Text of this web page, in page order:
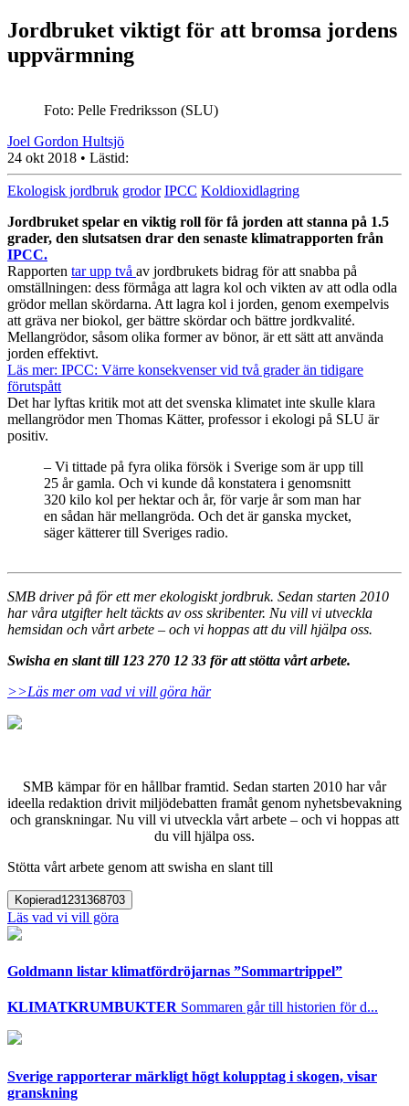
Jordbruket viktigt för att bromsa jordens
uppvärmning
Foto: Pelle Fredriksson (SLU)
Joel Gordon Hultsjö
24 okt 2018 • Lästid:
Ekologisk jordbruk grodor IPCC Koldioxidlagring
Jordbruket spelar en viktig roll för få jorden att stanna på 1.5
grader, den slutsatsen drar den senaste klimatrapporten från
IPCC.
Rapporten tar upp två av jordbrukets bidrag för att snabba på
omställningen: dess förmåga att lagra kol och vikten av att odla odla
grödor mellan skördarna. Att lagra kol i jorden, genom exempelvis
att gräva ner biokol, ger bättre skördar och bättre jordkvalité.
Mellangrödor, såsom olika former av bönor, är ett sätt att använda
jorden effektivt.
Läs mer: IPCC: Värre konsekvenser vid två grader än tidigare
förutspått
Det har lyftas kritik mot att det svenska klimatet inte skulle klara
mellangrödor men Thomas Kätter, professor i ekologi på SLU är
positiv.
– Vi tittade på fyra olika försök i Sverige som är upp till
25 år gamla. Och vi kunde då konstatera i genomsnitt
320 kilo kol per hektar och år, för varje år som man har
en sådan här mellangröda. Och det är ganska mycket,
säger kätterer till Sveriges radio.
SMB driver på för ett mer ekologiskt jordbruk. Sedan starten 2010
har våra utgifter helt täckts av oss skribenter. Nu vill vi utveckla
hemsidan och vårt arbete – och vi hoppas att du vill hjälpa oss.
Swisha en slant till 123 270 12 33 för att stötta vårt arbete.
>>Läs mer om vad vi vill göra här
SMB kämpar för en hållbar framtid. Sedan starten 2010 har vår
ideella redaktion drivit miljödebatten framåt genom nyhetsbevakning
och granskningar. Nu vill vi utveckla vårt arbete – och vi hoppas att
du vill hjälpa oss.
Stötta vårt arbete genom att swisha en slant till
Kopierad1231368703
Läs vad vi vill göra
Goldmann listar klimatfördröjarnas ”Sommartrippel”
KLIMATKRUMBUKTER Sommaren går till historien för d...
Sverige rapporterar märkligt högt kolupptag i skogen, visar
granskning